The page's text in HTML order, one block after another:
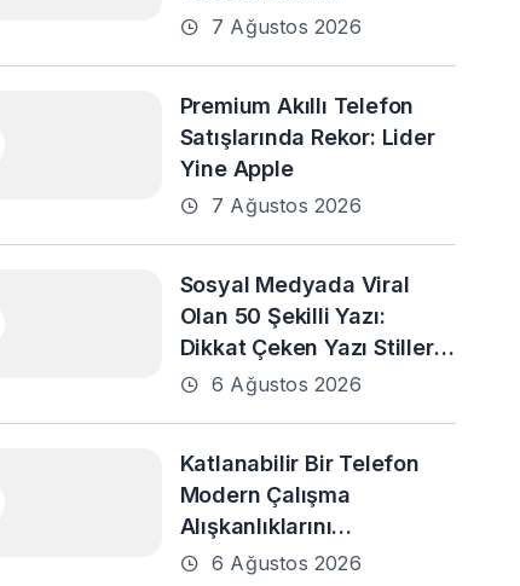
7 Ağustos 2026
Premium Akıllı Telefon
Satışlarında Rekor: Lider
Yine Apple
7 Ağustos 2026
Sosyal Medyada Viral
Olan 50 Şekilli Yazı:
Dikkat Çeken Yazı Stilleri
ve En Popüler Örnekler
6 Ağustos 2026
Katlanabilir Bir Telefon
Modern Çalışma
Alışkanlıklarını
Destekleyebilir mi?
6 Ağustos 2026